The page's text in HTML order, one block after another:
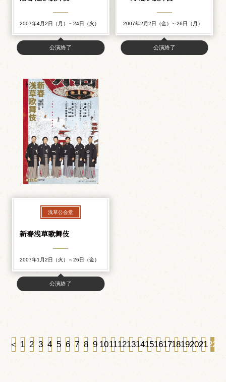
2007年4月2日（月）～24日（火）
公演終了
2007年2月2日（金）～26日（月）
公演終了
浅草公会堂
新春浅草歌舞伎
2007年1月2日（火）～26日（金）
公演終了
＜ 1 2 3 4 5 6 7 8 9 101112131415161718192021 22